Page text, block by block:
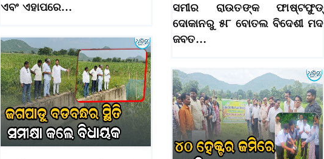
ଏବଂ ଏହାପରେ…
ସମୀର ରାଉତଙ୍କ ଫାଷ୍ଟଫୁଡ୍
ଦୋକାନରୁ ୫୮ ବୋତଲ ବିଦେଶୀ ମଦ
ଜବତ…